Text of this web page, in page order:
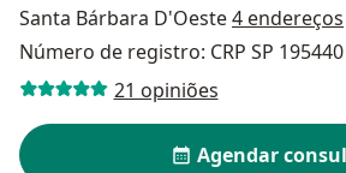
Santa Bárbara D'Oeste4 endereços
Número de registro: CRP SP 195440
21 opiniões
Agendar